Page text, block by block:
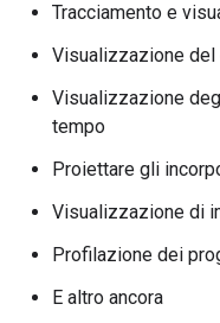
Tracciamento e
Visualizzazione
Visualizzazione
tempo
Proiettare gli
Visualizzazione di
Profilazione dei
E altro ancora